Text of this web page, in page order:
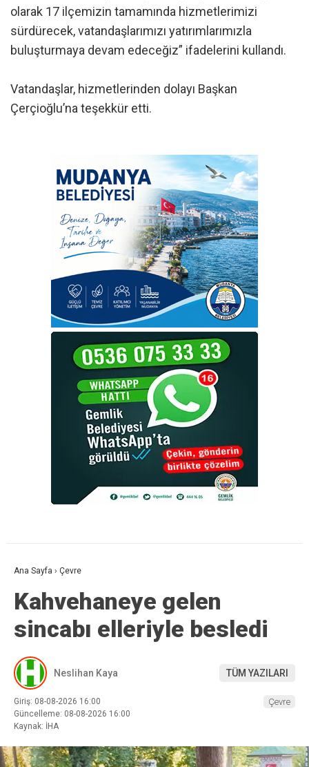
olarak 17 ilçemizin tamamında hizmetlerimizi
sürdürecek, vatandaşlarımızı yatırımlarımızla
buluşturmaya devam edeceğiz” ifadelerini kullandı.
Vatandaşlar, hizmetlerinden dolayı Başkan
Çerçioğlu’na teşekkür etti.
Ana Sayfa › Çevre
Kahvehaneye gelen
sincabı elleriyle besledi
Neslihan Kaya TÜM YAZILARI
Giriş: 08-08-2026 16:00
Güncelleme: 08-08-2026 16:00
Kaynak: İHA
Çevre